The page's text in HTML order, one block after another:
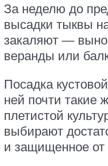
За неделю до
высадки тыквы
закаляют —
веранды или
Посадка
ней почти такие
плетистой
выбирают
и защищенное от